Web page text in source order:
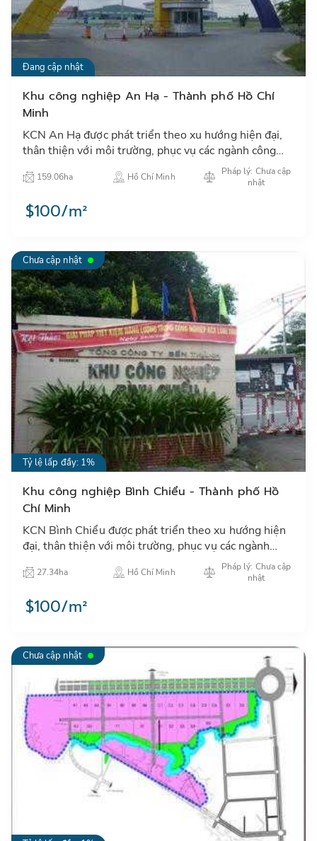
Đang cập nhật
Khu công nghiệp An Hạ - Thành phố Hồ Chí
Minh
KCN An Hạ được phát triển theo xu hướng hiện đại,
thân thiện với môi trường, phục vụ các ngành công
nghiệp nhẹ, điện tử và các ngành công nghệ cao có
liên quan …
159.06ha Hồ Chí Minh
Pháp lý: Chưa cập
nhật
$100/m²
Chưa cập nhật
Tỷ lệ lấp đầy: 1%
Khu công nghiệp Bình Chiểu - Thành phố Hồ
Chí Minh
KCN Bình Chiểu được phát triển theo xu hướng hiện
đại, thân thiện với môi trường, phục vụ các ngành
công nghiệp nhẹ, điện tử và các ngành công nghệ cao
có liên …
27.34ha Hồ Chí Minh
Pháp lý: Chưa cập
nhật
$100/m²
Chưa cập nhật